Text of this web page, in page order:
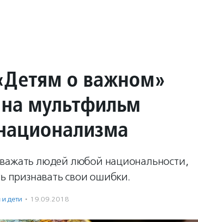
о важном»
мультфильм
людей любой национальности,
признавать свои ошибки.
дети · 19.09.2018